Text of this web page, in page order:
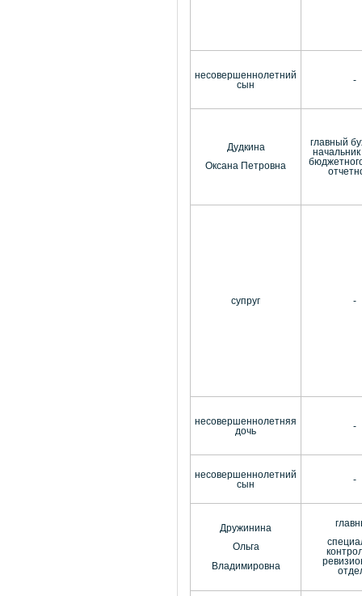
несовершеннолетний
сын
-
Дудкина
Оксана Петровна
главный
супруг -
несовершеннолетняя
дочь
-
несовершеннолетний
сын
-
Дружинина
Ольга
Владимировна